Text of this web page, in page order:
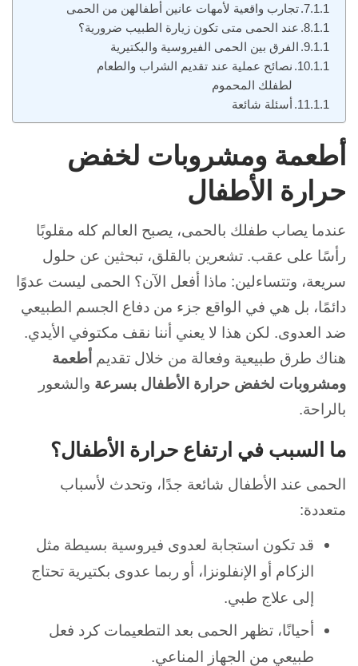
تجارب واقعية لأمهات عانين أطفالهن من الحمى
عند الحمى متى تكون زيارة الطبيب ضرورية؟
الفرق بين الحمى الفيروسية والبكتيرية
نصائح عملية عند تقديم الشراب والطعام
لطفلك المحموم
أسئلة شائعة
أطعمة ومشروبات لخفض
حرارة الأطفال
عندما يصاب طفلك بالحمى، يصبح العالم كله مقلوبًا
رأسًا على عقب. تشعرين بالقلق، تبحثين عن حلول
سريعة، وتتساءلين: ماذا أفعل الآن؟ الحمى ليست عدوًا
دائمًا، بل هي في الواقع جزء من دفاع الجسم الطبيعي
ضد العدوى. لكن هذا لا يعني أننا نقف مكتوفي الأيدي.
هناك طرق طبيعية وفعالة من خلال تقديم أطعمة
ومشروبات لخفض حرارة الأطفال بسرعة والشعور
بالراحة.
ما السبب في ارتفاع حرارة الأطفال؟
الحمى عند الأطفال شائعة جدًا، وتحدث لأسباب
متعددة:
قد تكون استجابة لعدوى فيروسية بسيطة مثل
الزكام أو الإنفلونزا، أو ربما عدوى بكتيرية تحتاج
إلى علاج طبي.
أحيانًا، تظهر الحمى بعد التطعيمات كرد فعل
طبيعي من الجهاز المناعي.